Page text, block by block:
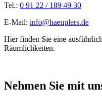
Tel.: 0 91 22 / 189 49 30
E-Mail: info@haeuplers.de
Hier finden Sie eine
Räumlichkeiten.
Nehmen Sie mit